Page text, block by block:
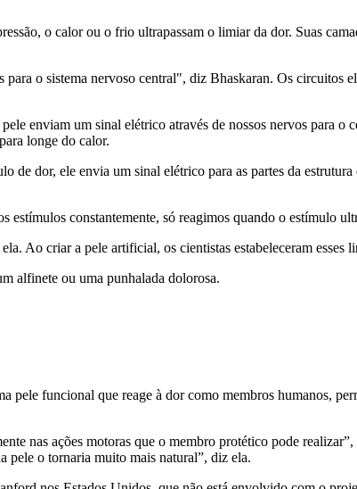
o calor ou o frio ultrapassam o limiar da dor. Suas
o sistema nervoso central", diz Bhaskaran. Os circuitos
enviam um sinal elétrico através de nossos nervos para
longe do calor.
de dor, ele envia um sinal elétrico para as partes da
constantemente, só reagimos quando o estímulo
Ao criar a pele artificial, os cientistas estabeleceram esses
alfinete ou uma punhalada dolorosa.
funcional que reage à dor como membros humanos,
nas ações motoras que o membro protético pode
pele o tornaria muito mais natural”, diz ela.